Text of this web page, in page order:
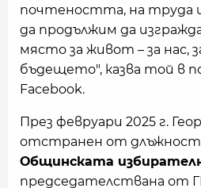
почтеността, на труда
да продължим да
място за живот – за нас,
бъдещето", казва той в
Facebook.
През февруари 2025 г.
отстранен от длъжност
Общинската
председателствана от